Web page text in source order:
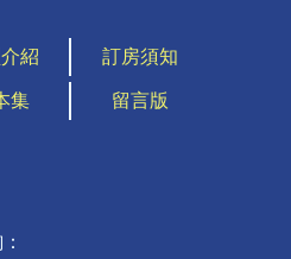
話，4間都是套房嗎？
了喔
紹 訂房須知
集 留言版